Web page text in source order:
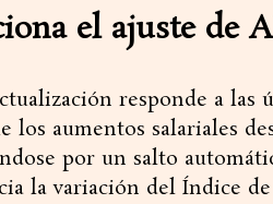
el ajuste de
responde a las
los aumentos salariales
por un salto
la variación del Índice